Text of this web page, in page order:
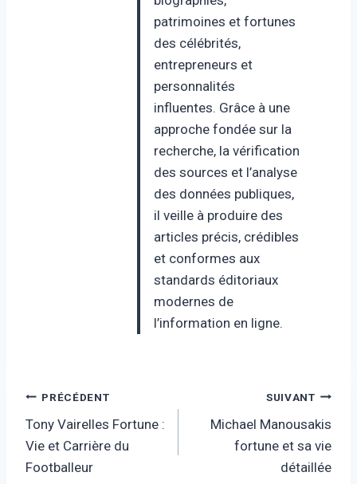
patrimoines et fortunes
des célébrités,
entrepreneurs et
personnalités
influentes. Grâce à une
approche fondée sur la
recherche, la vérification
des sources et l’analyse
des données publiques,
il veille à produire des
articles précis, crédibles
et conformes aux
standards éditoriaux
modernes de
l’information en ligne.
Navigation
de
l’article
PRÉCÉDENT
Tony Vairelles Fortune :
Vie et Carrière du
Footballeur
SUIVANT
Michael Manousakis
fortune et sa vie
détaillée